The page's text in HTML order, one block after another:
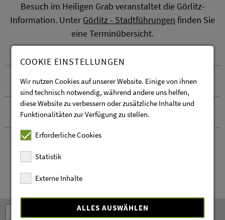
Besuch im Heiligen Grab veranstaltet die Görlitz-
Information. Unter Görlitz - Stadtführungen finden Sie
eine Terminübersicht.
Öffnungszeiten
Kontakt und Anreise
+
COOKIE EINSTELLUNGEN
Wir nutzen Cookies auf unserer Website. Einige von ihnen
sind technisch notwendig, während andere uns helfen,
diese Website zu verbessern oder zusätzliche Inhalte und
Funktionalitäten zur Verfügung zu stellen.
Erforderliche Cookies
Statistik
Externe Inhalte
ALLES AUSWÄHLEN